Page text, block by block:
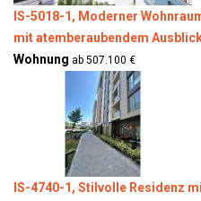
IS-5018-1, Moderner
mit atemberaubendem
Wohnung ab 507.100 €
IS-4740-1, Stilvolle Residenz